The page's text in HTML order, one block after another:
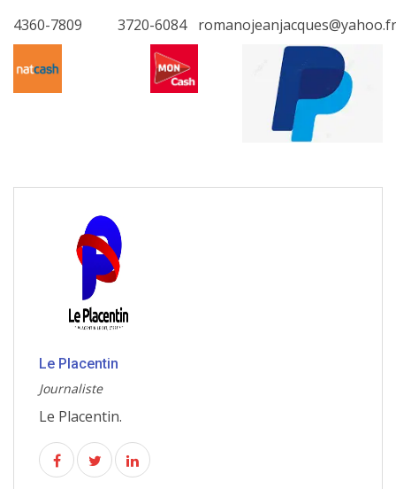
4360-7809 3720-6084 romanojeanjacques@yahoo.fr
Le Placentin
Journaliste
Le Placentin.